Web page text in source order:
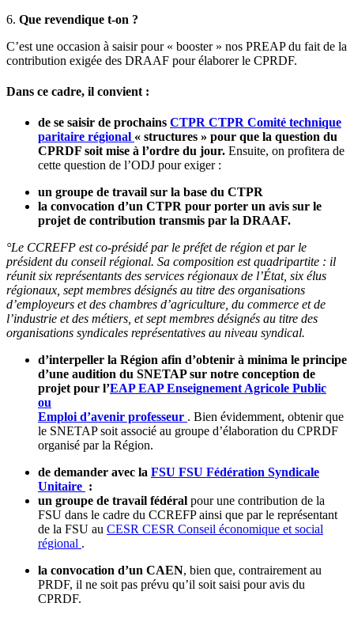
6. Que revendique t-on ?
C’est une occasion à saisir pour « booster » nos PREAP du fait de la
contribution exigée des DRAAF pour élaborer le CPRDF.
Dans ce cadre, il convient :
de se saisir de prochains CTPR CTPR Comité technique
paritaire régional « structures » pour que la question du
CPRDF soit mise à l’ordre du jour. Ensuite, on profitera de
cette question de l’ODJ pour exiger :
un groupe de travail sur la base du CTPR
la convocation d’un CTPR pour porter un avis sur le
projet de contribution transmis par la DRAAF.
°Le CCREFP est co-présidé par le préfet de région et par le
président du conseil régional. Sa composition est quadripartite : il
réunit six représentants des services régionaux de l’État, six élus
régionaux, sept membres désignés au titre des organisations
d’employeurs et des chambres d’agriculture, du commerce et de
l’industrie et des métiers, et sept membres désignés au titre des
organisations syndicales représentatives au niveau syndical.
d’interpeller la Région afin d’obtenir à minima le principe
d’une audition du SNETAP sur notre conception de
projet pour l’EAP EAP Enseignement Agricole Public
ou
Emploi d’avenir professeur . Bien évidemment, obtenir que
le SNETAP soit associé au groupe d’élaboration du CPRDF
organisé par la Région.
de demander avec la FSU FSU Fédération Syndicale
Unitaire :
un groupe de travail fédéral pour une contribution de la
FSU dans le cadre du CCREFP ainsi que par le représentant
de la FSU au CESR CESR Conseil économique et social
régional .
la convocation d’un CAEN, bien que, contrairement au
PRDF, il ne soit pas prévu qu’il soit saisi pour avis du
CPRDF.